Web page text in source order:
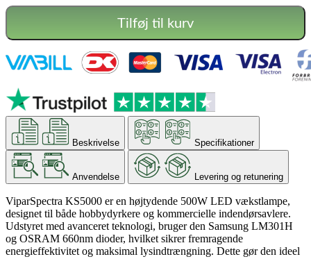
Tilføj til kurv
Beskrivelse Specifikationer
Anvendelse Levering og retunering
ViparSpectra KS5000 er en højtydende 500W LED vækstlampe,
designet til både hobbydyrkere og kommercielle indendørsavlere.
Udstyret med avanceret teknologi, bruger den Samsung LM301H
og OSRAM 660nm dioder, hvilket sikrer fremragende
energieffektivitet og maksimal lysindtrængning. Dette gør den ideel